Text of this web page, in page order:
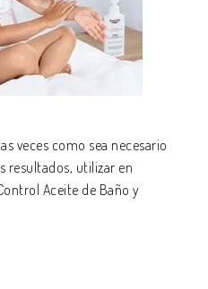
veces como sea necesario
resultados, utilizar en
Aceite de Baño y